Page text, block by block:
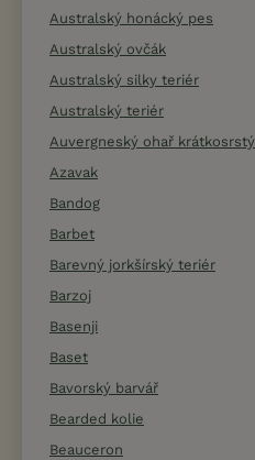
Australský honácký pes
Australský ovčák
Australský silky teriér
Australský teriér
Auvergneský ohař krátkosrstý
Azavak
Bandog
Barbet
Barevný jorkšírský teriér
Barzoj
Basenji
Baset
Bavorský barvář
Bearded kolie
Beauceron